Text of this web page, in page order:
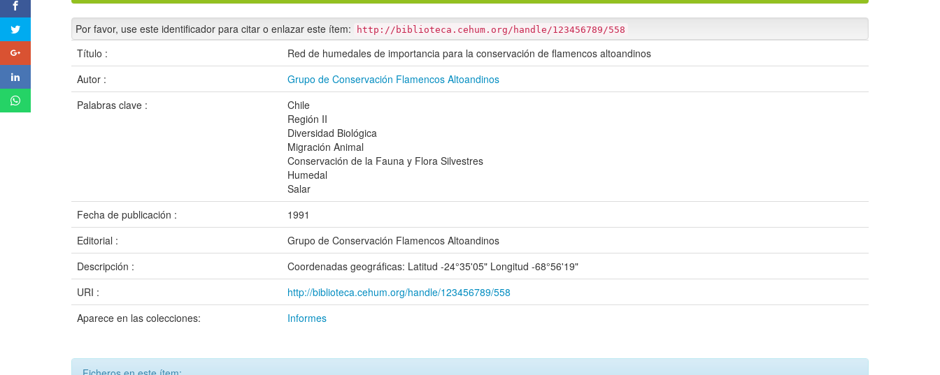
Por favor, use este identificador para citar o enlazar este ítem: http://biblioteca.cehum.org/handle/123456789/558
Título :
Red de humedales de importancia para la conservación de flamencos altoandinos
Autor :
Grupo de Conservación Flamencos Altoandinos
Palabras clave :
Chile
Región II
Diversidad Biológica
Migración Animal
Conservación de la Fauna y Flora Silvestres
Humedal
Salar
Fecha de publicación :
1991
Editorial :
Grupo de Conservación Flamencos Altoandinos
Descripción :
Coordenadas geográficas: Latitud -24°35'05" Longitud -68°56'19"
URI :
http://biblioteca.cehum.org/handle/123456789/558
Aparece en las colecciones:
Informes